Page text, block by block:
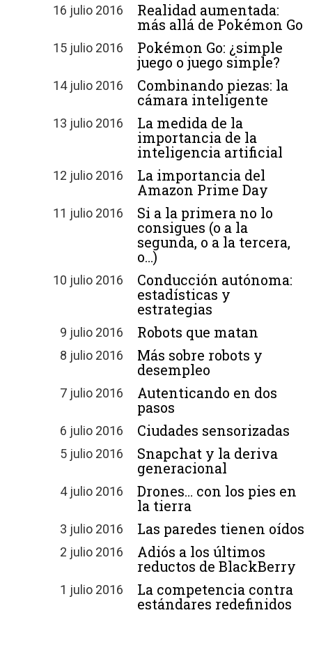
16 julio 2016
Realidad aumentada:
más allá de Pokémon Go
15 julio 2016
Pokémon Go: ¿simple
juego o juego simple?
14 julio 2016
Combinando piezas: la
cámara inteligente
13 julio 2016
La medida de la
importancia de la
inteligencia artificial
12 julio 2016
La importancia del
Amazon Prime Day
11 julio 2016
Si a la primera no lo
consigues (o a la
segunda, o a la tercera,
o…)
10 julio 2016
Conducción autónoma:
estadísticas y
estrategias
9 julio 2016 Robots que matan
8 julio 2016
Más sobre robots y
desempleo
7 julio 2016
Autenticando en dos
pasos
6 julio 2016 Ciudades sensorizadas
5 julio 2016
Snapchat y la deriva
generacional
4 julio 2016
Drones… con los pies en
la tierra
3 julio 2016 Las paredes tienen oídos
2 julio 2016
Adiós a los últimos
reductos de BlackBerry
1 julio 2016
La competencia contra
estándares redefinidos